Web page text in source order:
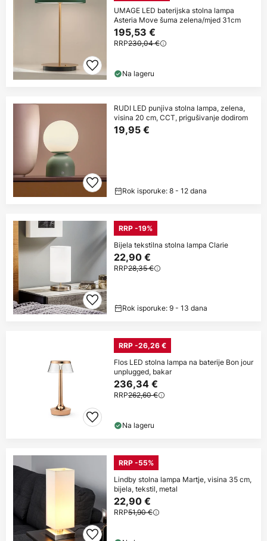
UMAGE LED baterijska stolna lampa
Asteria Move šuma zelena/mjed 31cm
195,53 €
RRP230,04 €
Na lageru
RUDI LED punjiva stolna lampa, zelena,
visina 20 cm, CCT, prigušivanje dodirom
19,95 €
Rok isporuke: 8 - 12 dana
RRP -19%
Bijela tekstilna stolna lampa Clarie
22,90 €
RRP28,35 €
Rok isporuke: 9 - 13 dana
RRP -26,26 €
Flos LED stolna lampa na baterije Bon jour
unplugged, bakar
236,34 €
RRP262,60 €
Na lageru
RRP -55%
Lindby stolna lampa Martje, visina 35 cm,
bijela, tekstil, metal
22,90 €
RRP51,90 €